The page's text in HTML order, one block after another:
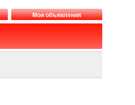
Мои объявления